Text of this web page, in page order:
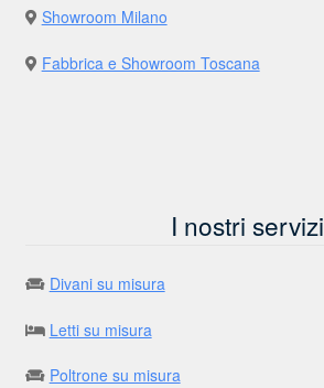
Showroom Milano
Fabbrica e Showroom Toscana
I nostri servizi
Divani su misura
Letti su misura
Poltrone su misura